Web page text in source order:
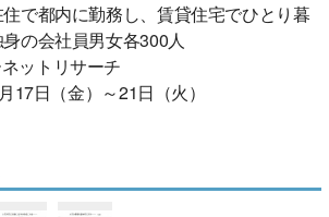
で都内に勤務し、賃貸住宅でひとり暮
の会社員男女各300人
ットリサーチ
17日（金）～21日（火）